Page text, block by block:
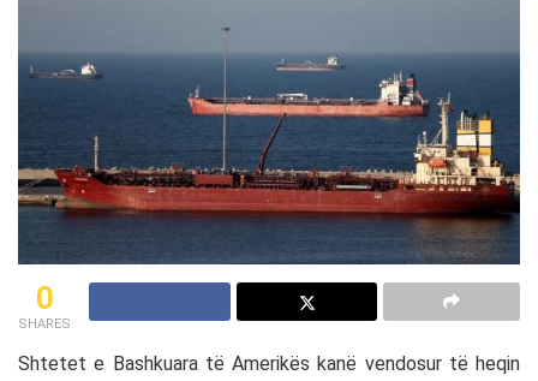
0
SHARES
Shtetet e Bashkuara të Amerikës kanë vendosur të heqin